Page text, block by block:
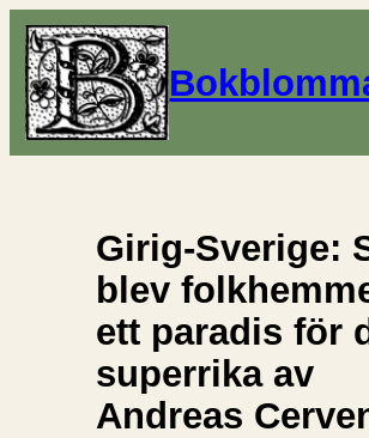
Girig-Sverige:
blev
ett paradis för
superrika av
Andreas